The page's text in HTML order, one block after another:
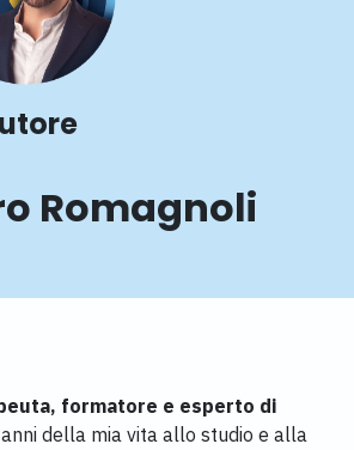
Romagnoli
formatore e esperto di
della mia vita allo studio e alla